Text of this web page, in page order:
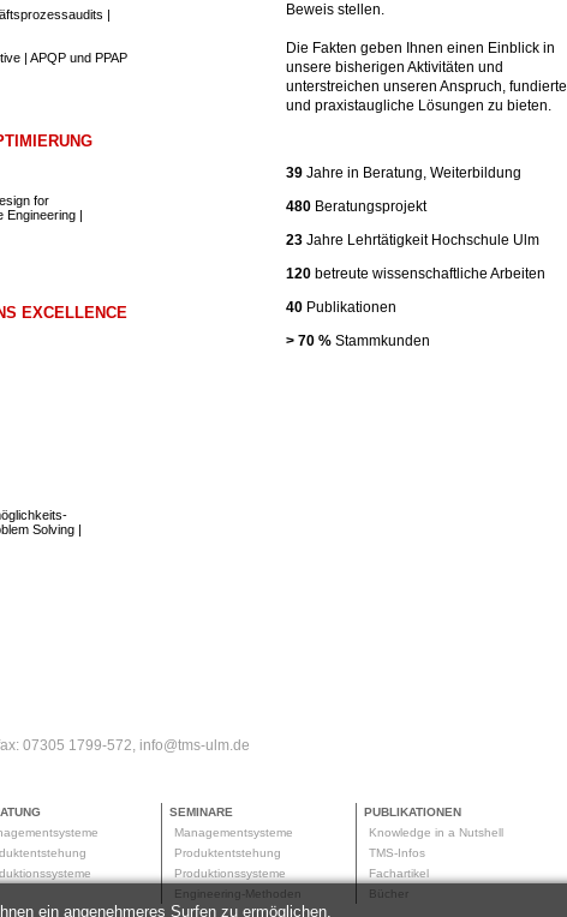
|
| APQP und PPAP
for
Engineering |
EXCELLENCE
Solving |
Beweis stellen.
Die Fakten geben Ihnen einen Einblick in
unsere bisherigen Aktivitäten und
unterstreichen unseren Anspruch, fundierte
und praxistaugliche Lösungen zu bieten.
39 Jahre in Beratung, Weiterbildung
480 Beratungsprojekt
23 Jahre Lehrtätigkeit Hochschule Ulm
120 betreute wissenschaftliche Arbeiten
40 Publikationen
> 70 % Stammkunden
07305 1799-572, info@tms-ulm.de
SEMINARE
Managementsysteme
Produktentstehung
Produktionssysteme
Engineering-Methoden
PUBLIKATIONEN
Knowledge in a Nutshell
TMS-Infos
Fachartikel
Bücher
ein angenehmeres Surfen zu ermöglichen.